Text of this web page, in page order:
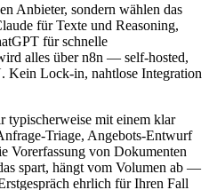
Anbieter, sondern wählen das
für Texte und Reasoning,
für schnelle
alles über n8n — self-hosted,
Kein Lock-in, nahtlose Integration
typischerweise mit einem klar
Triage, Angebots-Entwurf
Vorerfassung von Dokumenten
spart, hängt vom Volumen ab —
ehrlich für Ihren Fall